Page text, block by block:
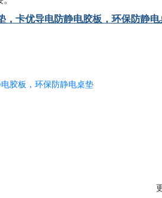
，卡优导电防静电胶板，环保防静电
胶板，环保防静电桌垫